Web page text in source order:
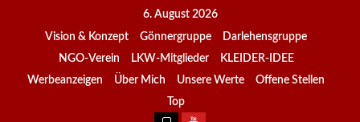
6. August 2026
Vision & Konzept
Gönnergruppe
Darlehensgruppe
NGO-Verein
LKW-Mitglieder
KLEIDER-IDEE
Werbeanzeigen
Über Mich Unsere Werte
Offene Stellen
Top